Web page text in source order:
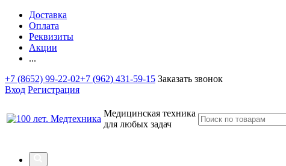
Доставка
Оплата
Реквизиты
Акции
...
+7 (8652) 99-22-02+7 (962) 431-59-15 Заказать звонок
Вход Регистрация
Медицинская техника
для любых задач